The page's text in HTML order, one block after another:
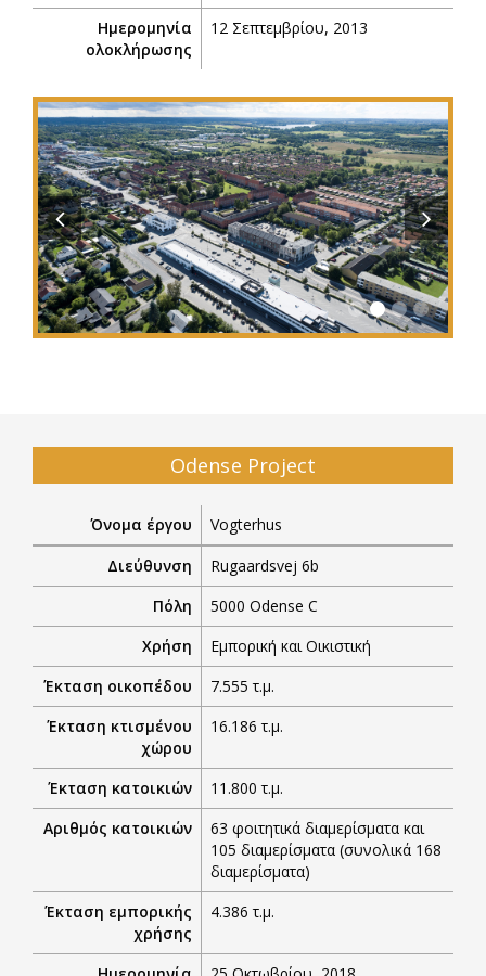
Ημερομηνία
ολοκλήρωσης
12 Σεπτεμβρίου, 2013
Previous Next
Odense Project
Όνομα έργου
Vogterhus
Διεύθυνση
Rugaardsvej 6b
Πόλη
5000 Odense C
Χρήση
Εμπορική και Οικιστική
Έκταση οικοπέδου
7.555 τ.μ.
Έκταση κτισμένου
χώρου
16.186 τ.μ.
Έκταση κατοικιών
11.800 τ.μ.
Αριθμός κατοικιών
63 φοιτητικά διαμερίσματα και
105 διαμερίσματα (συνολικά 168
διαμερίσματα)
Έκταση εμπορικής
χρήσης
4.386 τ.μ.